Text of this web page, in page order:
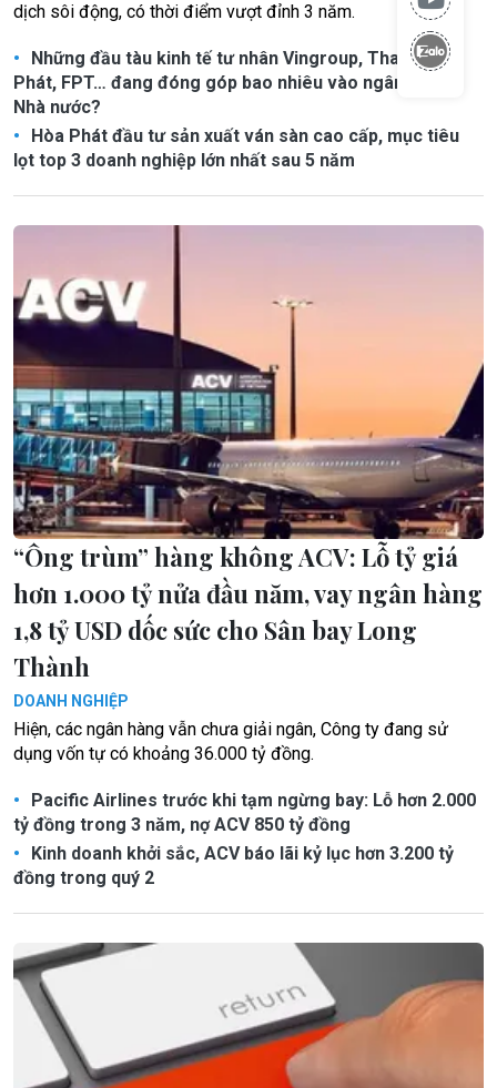
dịch sôi động, có thời điểm vượt đỉnh 3 năm.
Những đầu tàu kinh tế tư nhân Vingroup, Thaco, Hòa
Phát, FPT… đang đóng góp bao nhiêu vào ngân sách
Nhà nước?
Hòa Phát đầu tư sản xuất ván sàn cao cấp, mục tiêu
lọt top 3 doanh nghiệp lớn nhất sau 5 năm
“Ông trùm” hàng không ACV: Lỗ tỷ giá
hơn 1.000 tỷ nửa đầu năm, vay ngân hàng
1,8 tỷ USD dốc sức cho Sân bay Long
Thành
DOANH NGHIỆP
Hiện, các ngân hàng vẫn chưa giải ngân, Công ty đang sử
dụng vốn tự có khoảng 36.000 tỷ đồng.
Pacific Airlines trước khi tạm ngừng bay: Lỗ hơn 2.000
tỷ đồng trong 3 năm, nợ ACV 850 tỷ đồng
Kinh doanh khởi sắc, ACV báo lãi kỷ lục hơn 3.200 tỷ
đồng trong quý 2